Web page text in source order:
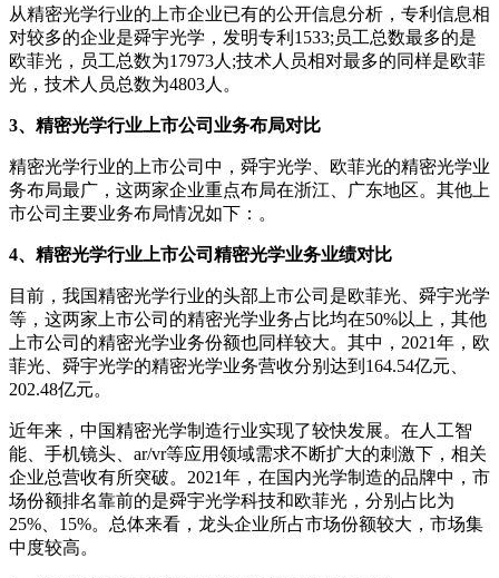
从精密光学行业的上市企业已有的公开信息分析，专利信息相
对较多的企业是舜宇光学，发明专利1533;员工总数最多的是
欧菲光，员工总数为17973人;技术人员相对最多的同样是欧菲
光，技术人员总数为4803人。
3、精密光学行业上市公司业务布局对比
精密光学行业的上市公司中，舜宇光学、欧菲光的精密光学业
务布局最广，这两家企业重点布局在浙江、广东地区。其他上
市公司主要业务布局情况如下：。
4、精密光学行业上市公司精密光学业务业绩对比
目前，我国精密光学行业的头部上市公司是欧菲光、舜宇光学
等，这两家上市公司的精密光学业务占比均在50%以上，其他
上市公司的精密光学业务份额也同样较大。其中，2021年，欧
菲光、舜宇光学的精密光学业务营收分别达到164.54亿元、
202.48亿元。
近年来，中国精密光学制造行业实现了较快发展。在人工智
能、手机镜头、ar/vr等应用领域需求不断扩大的刺激下，相关
企业总营收有所突破。2021年，在国内光学制造的品牌中，市
场份额排名靠前的是舜宇光学科技和欧菲光，分别占比为
25%、15%。总体来看，龙头企业所占市场份额较大，市场集
中度较高。